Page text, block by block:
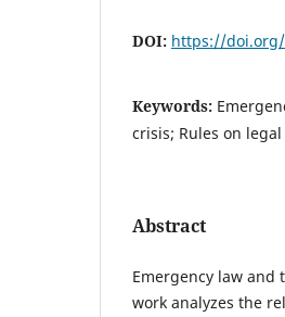
DOI: https://doi.org/
Keywords:
crisis; Rules on
Abstract
Emergency law
work analyzes the